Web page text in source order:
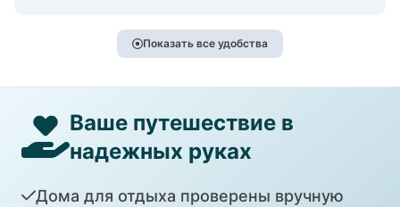
Показать все удобства
Ваше путешествие в
надежных руках
Дома для отдыха проверены вручную